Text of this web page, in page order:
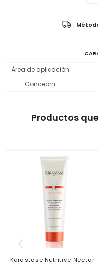
Área de aplicación
Concearn
Productos
Kérastase Nutritive Nectar